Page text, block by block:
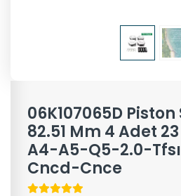
06K107065D
82.51 Mm 4 Adet
A4-A5-Q5-2.0-
Cncd-Cnce